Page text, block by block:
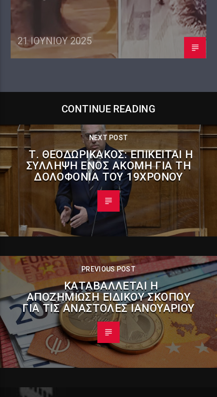
21 ΙΟΥΝΊΟΥ 2025
CONTINUE READING
NEXT POST
Τ. ΘΕΟΔΩΡΙΚΆΚΟΣ: ΕΠΊΚΕΙΤΑΙ Η
ΣΎΛΛΗΨΗ ΕΝΌΣ ΑΚΌΜΗ ΓΙΑ ΤΗ
ΔΟΛΟΦΟΝΊΑ ΤΟΥ 19ΧΡΟΝΟΥ
PREVIOUS POST
ΚΑΤΑΒΆΛΛΕΤΑΙ Η
ΑΠΟΖΗΜΊΩΣΗ ΕΙΔΙΚΟΎ ΣΚΟΠΟΎ
ΓΙΑ ΤΙΣ ΑΝΑΣΤΟΛΈΣ ΙΑΝΟΥΑΡΊΟΥ